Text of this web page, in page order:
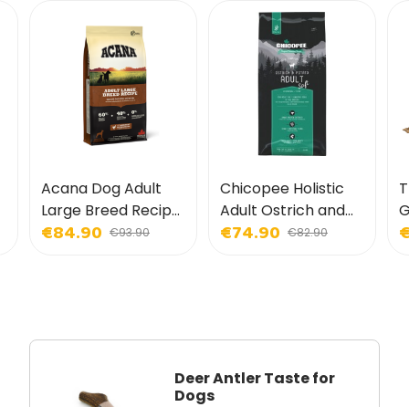
Acana Dog Adult
Large Breed Recipe
for Dogs
€84.90 €93.90
Chicopee Holistic
Adult Ostrich and
Potatoes for Dogs
€74.90 €82.90
Deer Antler Taste for
Dogs